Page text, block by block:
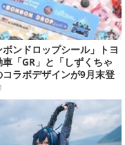
ボンドロップシール」トヨ
車「GR」と「しずくちゃ
コラボデザインが9月末登
吉らも描かれた全4柄